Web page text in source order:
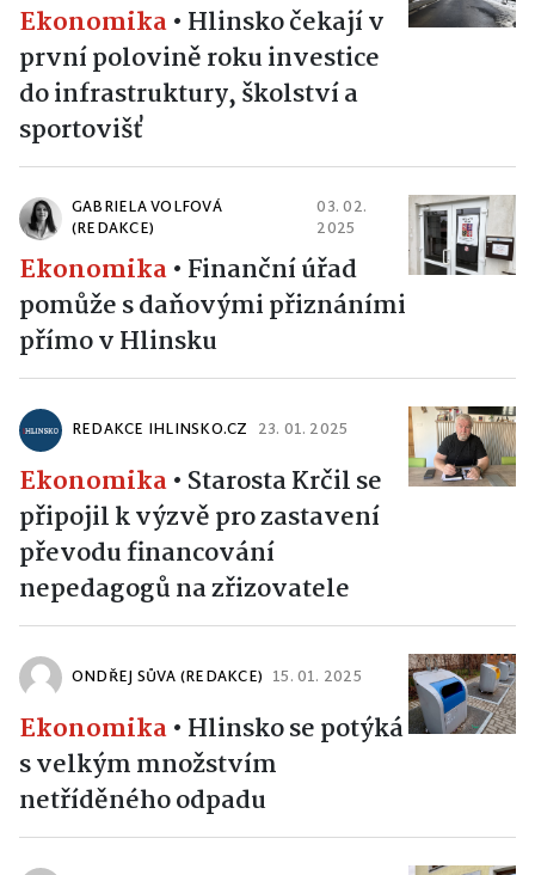
Ekonomika• Hlinsko čekají v
první polovině roku investice
do infrastruktury, školství a
sportovišť
GABRIELA VOLFOVÁ
(REDAKCE)
03. 02.
2025
Ekonomika• Finanční úřad
pomůže s daňovými přiznáními
přímo v Hlinsku
REDAKCE IHLINSKO.CZ 23. 01. 2025
Ekonomika• Starosta Krčil se
připojil k výzvě pro zastavení
převodu financování
nepedagogů na zřizovatele
ONDŘEJ SŮVA (REDAKCE) 15. 01. 2025
Ekonomika• Hlinsko se potýká
s velkým množstvím
netříděného odpadu